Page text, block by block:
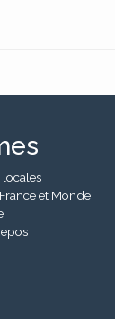
locales
et Monde